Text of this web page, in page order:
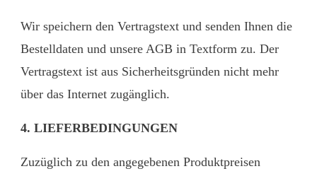
Wir speichern den Vertragstext und senden Ihnen die
Bestelldaten und unsere AGB in Textform zu. Der
Vertragstext ist aus Sicherheitsgründen nicht mehr
über das Internet zugänglich.
4. LIEFERBEDINGUNGEN
Zuzüglich zu den angegebenen Produktpreisen